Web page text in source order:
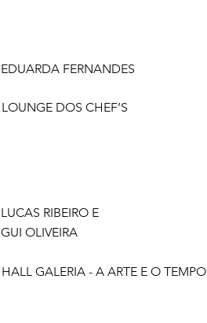
EDUARDA FERNANDES
LOUNGE DOS CHEF’S
LUCAS RIBEIRO E
GUI OLIVEIRA
HALL GALERIA - A ARTE E O TEMPO